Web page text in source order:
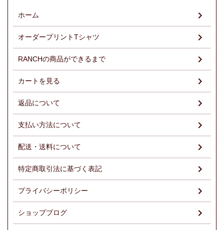
ホーム
オーダープリントTシャツ
RANCHの商品ができるまで
カートを見る
返品について
支払い方法について
配送・送料について
特定商取引法に基づく表記
プライバシーポリシー
ショップブログ